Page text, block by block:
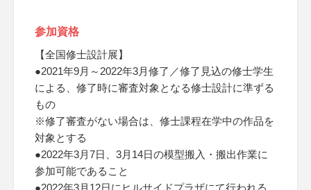
参加資格
【全国修士設計展】
●2021年9月～2022年3月修了／修了見込の修士学生
による、修了時に審査対象となる修士設計に準ずる
もの
※修了審査がない場合は、修士課程在学中の作品を
対象とする
●2022年3月7日、3月14日の模型搬入・搬出作業に
参加可能であること
●2022年3月12日にヒルサイドプラザにて行われる